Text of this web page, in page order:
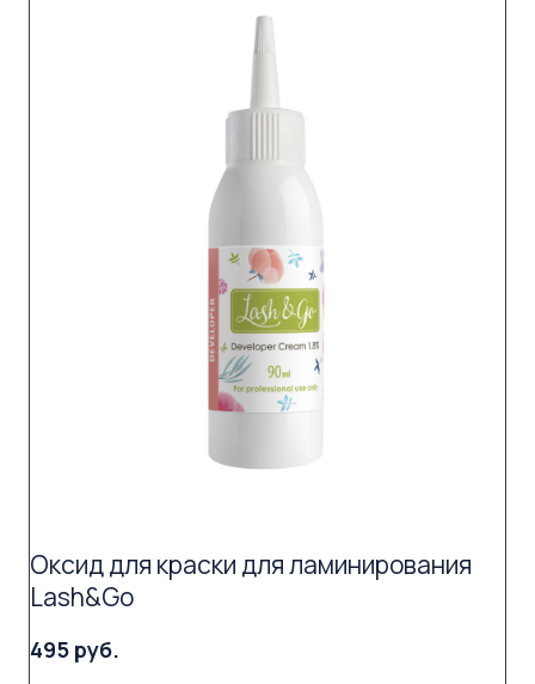
Оксид для краски для ламинирования
Lash&Go
495 руб.